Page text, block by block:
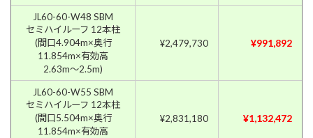
JL60-60-W48 SBM
セミハイルーフ 12本柱
(間口4.904m×奥行
11.854m×有効高
2.63m〜2.5m)
¥2,479,730 ¥991,892
JL60-60-W55 SBM
セミハイルーフ 12本柱
(間口5.504m×奥行
11.854m×有効高
¥2,831,180 ¥1,132,472